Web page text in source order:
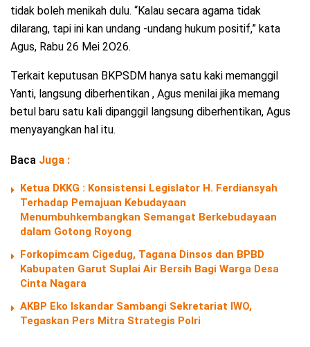
tidak boleh menikah dulu. “Kalau secara agama tidak
dilarang, tapi ini kan undang -undang hukum positif,” kata
Agus, Rabu 26 Mei 2O26.
Terkait keputusan BKPSDM hanya satu kaki memanggil
Yanti, langsung diberhentikan , Agus menilai jika memang
betul baru satu kali dipanggil langsung diberhentikan, Agus
menyayangkan hal itu.
Baca Juga :
Ketua DKKG : Konsistensi Legislator H. Ferdiansyah
Terhadap Pemajuan Kebudayaan
Menumbuhkembangkan Semangat Berkebudayaan
dalam Gotong Royong
Forkopimcam Cigedug, Tagana Dinsos dan BPBD
Kabupaten Garut Suplai Air Bersih Bagi Warga Desa
Cinta Nagara
AKBP Eko Iskandar Sambangi Sekretariat IWO,
Tegaskan Pers Mitra Strategis Polri